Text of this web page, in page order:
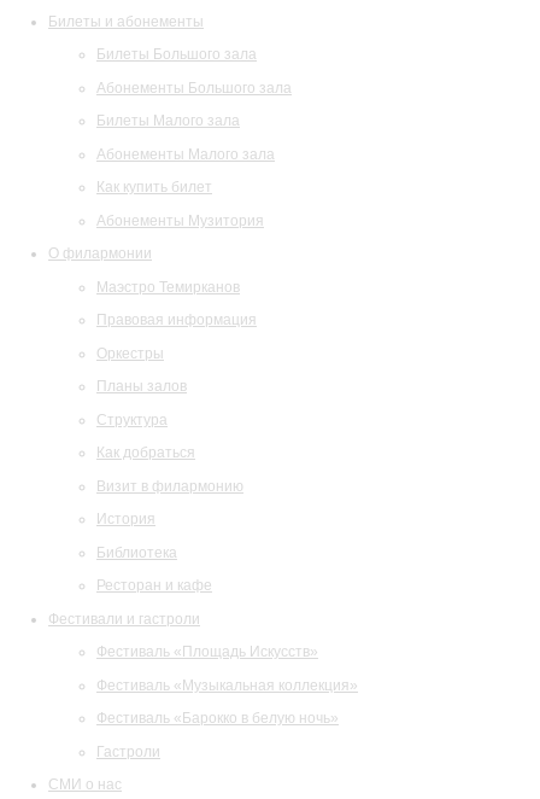
Билеты и абонементы
Билеты Большого зала
Абонементы Большого зала
Билеты Малого зала
Абонементы Малого зала
Как купить билет
Абонементы Музитория
О филармонии
Маэстро Темирканов
Правовая информация
Оркестры
Планы залов
Структура
Как добраться
Визит в филармонию
История
Библиотека
Ресторан и кафе
Фестивали и гастроли
Фестиваль «Площадь Искусств»
Фестиваль «Музыкальная коллекция»
Фестиваль «Барокко в белую ночь»
Гастроли
СМИ о нас